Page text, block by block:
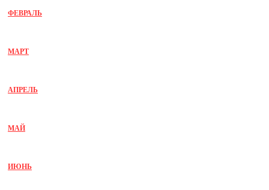
ФЕВРАЛЬ
МАРТ
АПРЕЛЬ
МАЙ
ИЮНЬ